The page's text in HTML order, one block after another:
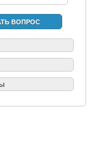
ВОПРОС